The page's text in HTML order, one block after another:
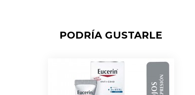
PODRÍA GUSTARLE